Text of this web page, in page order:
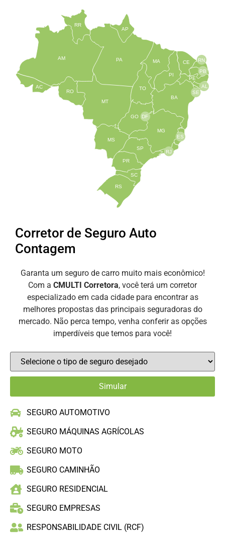
TO
BA
SE
PE
AL
RN
CE
PI
MA
AP
PA
RR
AM
AC
RO
MT
MS
GO
PR
SC
RS
SP
MG
RJ
ES
DF
PB
Corretor de Seguro Auto
Contagem
Garanta um seguro de carro muito mais econômico!
Com a CMULTI Corretora, você terá um corretor
especializado em cada cidade para encontrar as
melhores propostas das principais seguradoras do
mercado. Não perca tempo, venha conferir as opções
imperdíveis que temos para você!
SEGURO AUTOMOTIVO
SEGURO MÁQUINAS AGRÍCOLAS
SEGURO MOTO
SEGURO CAMINHÃO
SEGURO RESIDENCIAL
SEGURO EMPRESAS
RESPONSABILIDADE CIVIL (RCF)